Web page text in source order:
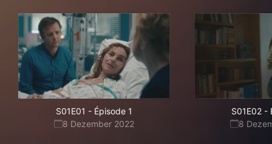
S01E01 - Épisode 1
8 Dezember 2022
S01E02 -
8